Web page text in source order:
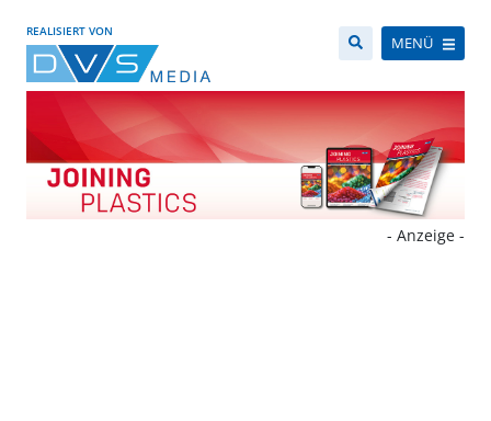
REALISIERT VON
MENÜ
- Anzeige -